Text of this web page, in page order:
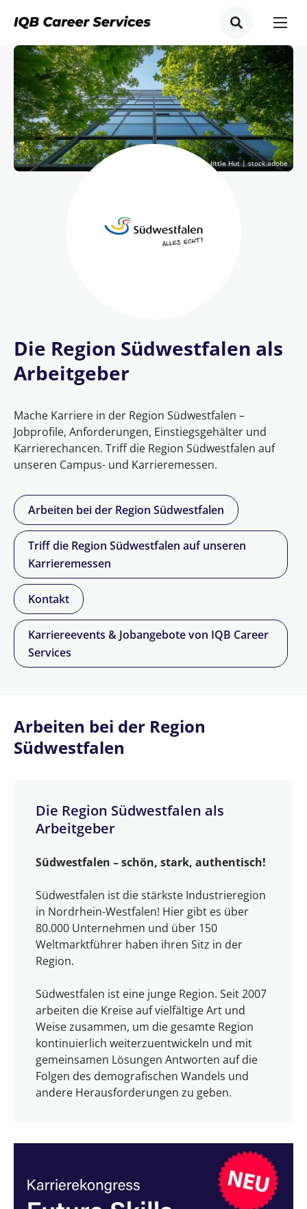
© The little Hut | stock.adobe
Die Region Südwestfalen als
Arbeitgeber
Mache Karriere in der Region Südwestfalen –
Jobprofile, Anforderungen, Einstiegsgehälter und
Karrierechancen. Triff die Region Südwestfalen auf
unseren Campus- und Karrieremessen.
Arbeiten bei der Region Südwestfalen
Triff die Region Südwestfalen auf unseren
Karrieremessen
Kontakt
Karriereevents & Jobangebote von IQB Career
Services
Arbeiten bei der Region
Südwestfalen
Die Region Südwestfalen als
Arbeitgeber
Südwestfalen – schön, stark, authentisch!
Südwestfalen ist die stärkste Industrieregion
in Nordrhein-Westfalen! Hier gibt es über
80.000 Unternehmen und über 150
Weltmarktführer haben ihren Sitz in der
Region.
Südwestfalen ist eine junge Region. Seit 2007
arbeiten die Kreise auf vielfältige Art und
Weise zusammen, um die gesamte Region
kontinuierlich weiterzuentwickeln und mit
gemeinsamen Lösungen Antworten auf die
Folgen des demografischen Wandels und
andere Herausforderungen zu geben.